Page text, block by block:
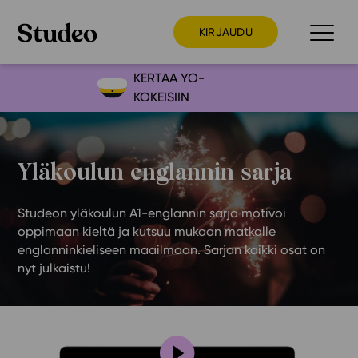
KIRJAUDU
Preppaaja
Opettaja
Opiskelija
Kokeilutarjous
Ainstain
Alakoulu
Yläkoulu
KERTAA YO-
KOKEISIIN
Yläkoulun englannin sarja
Studeon yläkoulun A1-englannin sarja motivoi
oppimaan kieltä ja kutsuu mukaan matkalle
englanninkieliseen maailmaan. Sarjan kaikki osat on
nyt julkaistu!